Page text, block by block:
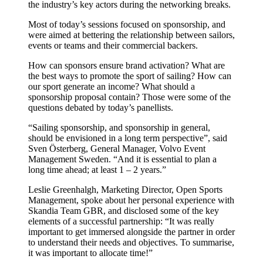
the industry’s key actors during the networking breaks.
Most of today’s sessions focused on sponsorship, and
were aimed at bettering the relationship between sailors,
events or teams and their commercial backers.
How can sponsors ensure brand activation? What are
the best ways to promote the sport of sailing? How can
our sport generate an income? What should a
sponsorship proposal contain? Those were some of the
questions debated by today’s panellists.
“Sailing sponsorship, and sponsorship in general,
should be envisioned in a long term perspective”, said
Sven Österberg, General Manager, Volvo Event
Management Sweden. “And it is essential to plan a
long time ahead; at least 1 – 2 years.”
Leslie Greenhalgh, Marketing Director, Open Sports
Management, spoke about her personal experience with
Skandia Team GBR, and disclosed some of the key
elements of a successful partnership: “It was really
important to get immersed alongside the partner in order
to understand their needs and objectives. To summarise,
it was important to allocate time!”